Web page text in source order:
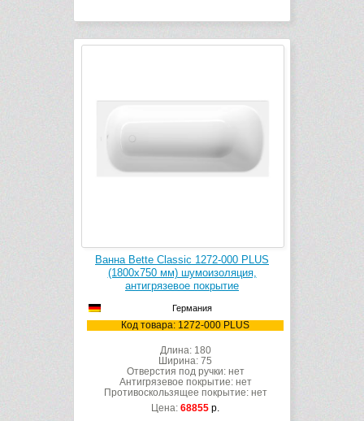
Ванна Bette Classic 1272-000 PLUS
(1800х750 мм) шумоизоляция,
антигрязевое покрытие
Германия
Код товара: 1272-000 PLUS
Длина: 180
Ширина: 75
Отверстия под ручки: нет
Антигрязевое покрытие: нет
Противоскользящее покрытие: нет
Цена: 68855 р.